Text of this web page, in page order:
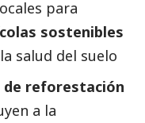
para
sostenibles
salud del suelo
reforestación
a la